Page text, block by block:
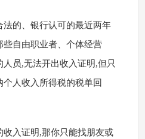
法的、银行认可的最近两年
自由职业者、个体经营
员,无法开出收入证明,但只
人收入所得税的税单回
收入证明,那你只能找朋友或